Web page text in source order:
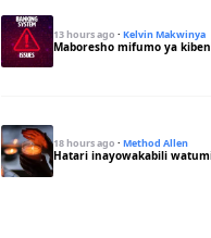
13 hours ago ·Kelvin Makwinya
Maboresho mifumo ya
18 hours ago ·Method Allen
Hatari inayowakabili